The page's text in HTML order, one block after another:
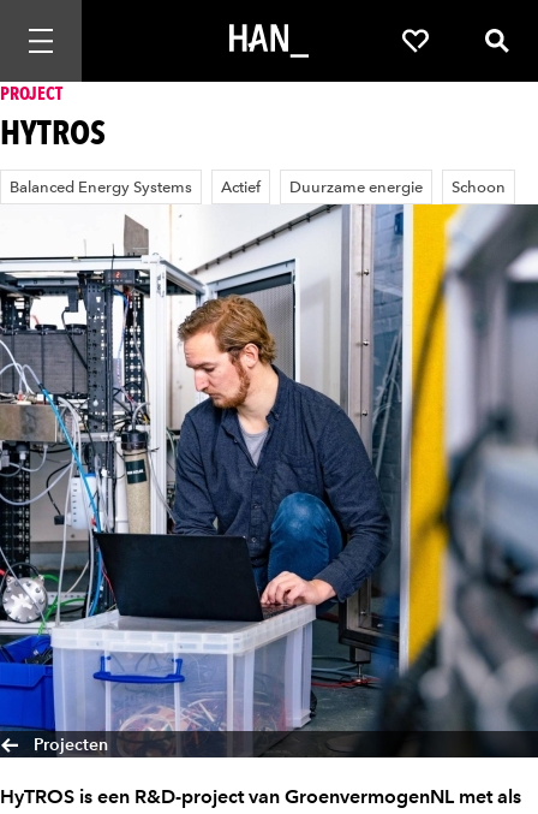
Mobiele navigatie openen Favorieten
PROJECT
HYTROS
Balanced Energy Systems Actief Duurzame energie Schoon
Projecten
HyTROS is een R&D-project van GroenvermogenNL met als